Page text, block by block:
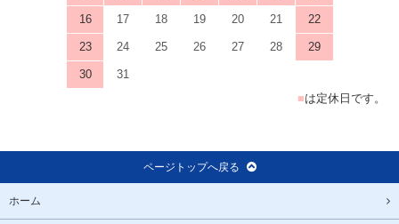
16 17 18 19 20 21 22
23 24 25 26 27 28 29
30
31
■は定休日です。
ページトップへ戻る
ホーム